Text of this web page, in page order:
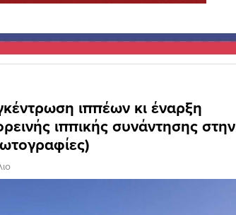
ιππέων κι έναρξη
ιππικής συνάντησης στην